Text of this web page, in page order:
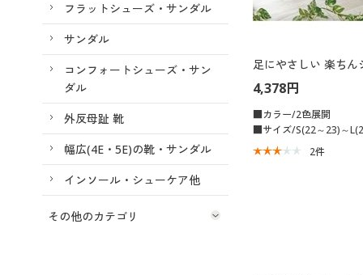
足にやさしい 楽ちん
4,378円
■カラー/2色展開
■サイズ/S(22～23)～
2件
フラットシューズ・サンダル
サンダル
コンフォートシューズ・サン
ダル
外反母趾 靴
幅広(4E・5E)の靴・サンダル
インソール・シューケア他
その他のカテゴリ